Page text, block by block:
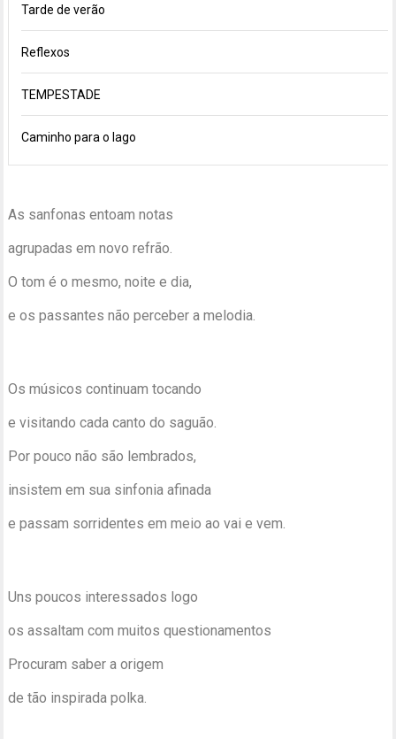
Tarde de verão
Reflexos
TEMPESTADE
Caminho para o lago
As sanfonas entoam notas
agrupadas em novo refrão.
O tom é o mesmo, noite e dia,
e os passantes não perceber a melodia.
Os músicos continuam tocando
e visitando cada canto do saguão.
Por pouco não são lembrados,
insistem em sua sinfonia afinada
e passam sorridentes em meio ao vai e vem.
Uns poucos interessados logo
os assaltam com muitos questionamentos
Procuram saber a origem
de tão inspirada polka.